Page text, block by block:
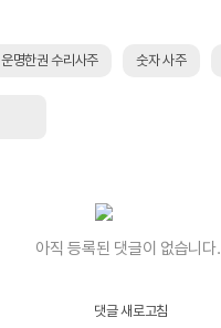
운명한권 수리사주 숫자 사주
아직 등록된 댓글이 없습니다.
댓글 새로고침